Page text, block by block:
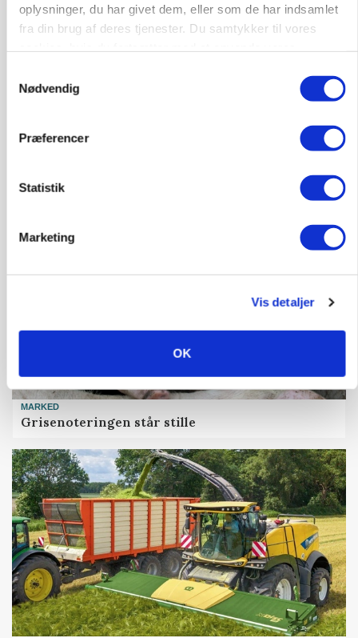
oplysninger, du har givet dem, eller som de har indsamlet
fra din brug af deres tjenester. Du samtykker til vores
Nødvendig
Præferencer
Statistik
Marketing
Vis detaljer
OK
MASKINER
MARKED
Grisenoteringen står stille